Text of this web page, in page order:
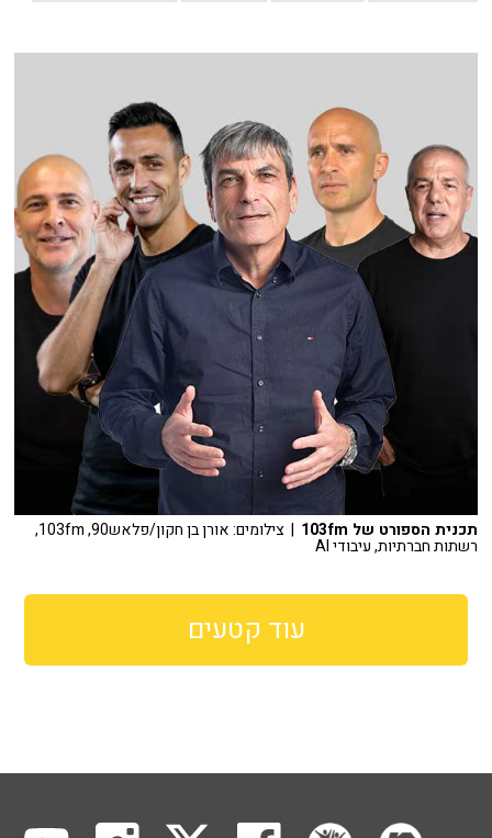
תכנית הספורט של 103fm | צילומים: אורן בן חקון/פלאש90, 103fm,
רשתות חברתיות, עיבודי AI
עוד קטעים